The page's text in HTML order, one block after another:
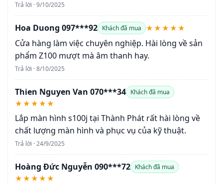
Trả lời · 9/10/2025
Hoa Duong 097***92 Khách đã mua ★★★★★
Cửa hàng làm việc chuyên nghiệp. Hài lòng về sản
phẩm Z100 mượt mà âm thanh hay.
Trả lời · 8/10/2025
Thien Nguyen Van 070***34 Khách đã mua
★★★★★
Lắp màn hình s100j tại Thành Phát rất hài lòng về
chất lượng màn hình và phục vụ của kỹ thuật.
Trả lời · 24/9/2025
Hoàng Đức Nguyễn 090***72 Khách đã mua
★★★★★